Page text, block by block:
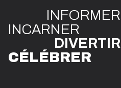
INFORMER
INCARNER
DIVERTIR
CÉLÉBRER